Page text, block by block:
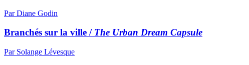
Par Diane Godin
Branchés sur la ville / The Urban Dream Capsule
Par Solange Lévesque